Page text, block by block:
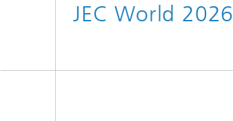
JEC World 2026